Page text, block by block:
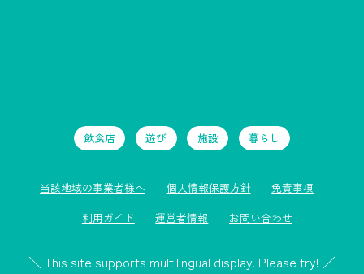
飲食店 遊び 施設 暮らし
当該地域の事業者様へ 個人情報保護方針
免責事項
利用ガイド
運営者情報 お問い合わせ
＼ This site supports multilingual display. Please try! ／